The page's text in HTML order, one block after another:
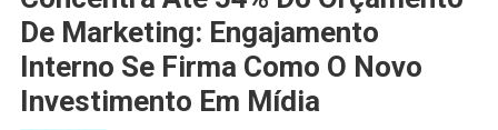
De Marketing: Engajamento
Interno Se Firma Como O Novo
Investimento Em Mídia